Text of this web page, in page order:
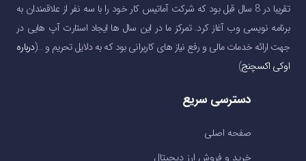
تقریبا در 8 سال قبل بود که شرکت آماتیس کار خود را با سه نفر از علاقمندان به
برنامه نویسی وب آغاز کرد. تمرکز ما در این سال ها ایجاد استارت آپ هایی در
جهت ارائه خدمات مالی و رفع نیاز های کاربرانی بود که به دلایل تحریم و …(درباره
اوکی اکسچنج)
دسترسی سریع
صفحه اصلی
خرید و فروش ارز دیجیتال